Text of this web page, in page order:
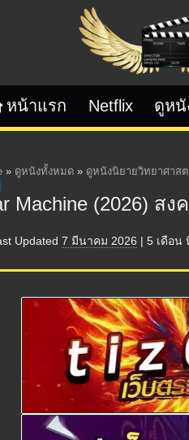
หน้าแรก Netflix ดูหนั
» ดูหนังทั้งหมด » ดูหนังนิยายวิทยาศาส
Machine (2026) ส
Updated 7 มีนาคม 2026 | 5 เดือน